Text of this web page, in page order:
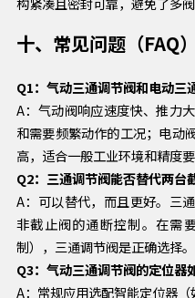
十、常见问题（FAQ）
Q1：气动三通调节阀和电动三
A：气动阀响应速度快、推力
和需要频繁动作的工况；电动
高，适合一般工业环境和精度要
Q2：三通调节阀能否替代两台
A：可以替代，而且更好。三
非截止阀的通断控制。在需
制），三通调节阀是正确选择。
Q3：气动三通调节阀的定位器
A：常规应用选配智能定位器